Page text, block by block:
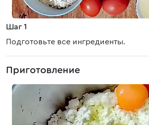
Шаг 1
Подготовьте все ингредиенты.
Приготовление